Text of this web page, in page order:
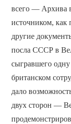
всего — Архива
источником, как
другие
посла СССР в
сыгравшего
британском
дало
двух сторон —